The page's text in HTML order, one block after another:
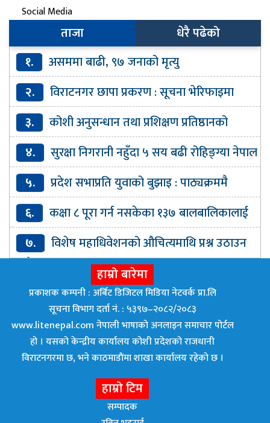
Social Media
ताजा
धेरै पढेको
१.
असममा बाढी, ९७ जनाको मृत्यु
२.
विराटनगर छापा प्रकरण : सूचना भेरिफाइमा
कमजोरीकाे प्रहरी हेडक्वार्टरको स्वीकारोक्ति
३.
कोशी अनुसन्धान तथा प्रशिक्षण प्रतिष्ठानको
कार्यकारी निर्देशकमा अनिता गुरागाईं नियुक्त
४.
सुरक्षा निगरानी नहुँदा ५ सय बढी रोहिङ्ग्या नेपाल
छिरे : प्रहरी
५.
प्रदेश सभाप्रति युवाको बुझाइ : पाठ्यक्रममै
कानुनका आधारभूत विषय समेट्न सुझाव
६.
कक्षा ८ पूरा गर्न नसकेका १३७ बालबालिकालाई
वैकल्पिक शिक्षा
७.
विशेष महाधिवेशनको औचित्यमाथि प्रश्न उठाउन
मिल्दैन : गगन थापा हाम्रो बारेमा
प्रकाशक कम्पनी : अर्बिट डिजिटल मिडिया नेटवर्क प्रा.लि
सूचना विभाग दर्ता नं. : ५३९७–२०८२/२०८३
www.litenepal.com नेपाली भाषाको अनलाइन समाचार पोर्टल
हो । यसको केन्द्रीय कार्यालय कोशी प्रदेशको राजधानी
विराटनगरमा छ, भने काठमाडाैंमा शाखा कार्यालय रहेकाे छ ।
हाम्रो टिम
सम्पादक